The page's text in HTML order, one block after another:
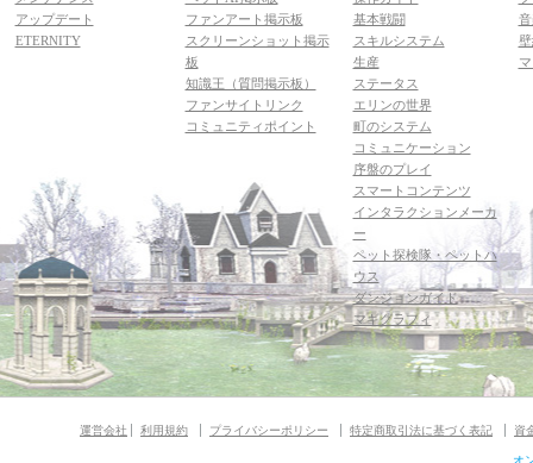
アップデート
ETERNITY
ファンアート掲示板
スクリーンショット掲示
板
知識王（質問掲示板）
ファンサイトリンク
コミュニティポイント
基本戦闘
スキルシステム
生産
ステータス
エリンの世界
町のシステム
コミュニケーション
序盤のプレイ
スマートコンテンツ
インタラクションメーカ
ー
ペット探検隊・ペットハ
ウス
ダンジョンガイド
マギグラフィ
運営会社 利用規約 プライバシーポリシー 特定商取引法に基づく表記 資
オ